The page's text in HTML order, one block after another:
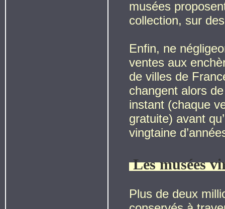
musées
collection, sur
Enfin, ne
ventes aux
de villes de
changent alors
instant (chaque
gratuite) avant
vingtaine
Les musées
Plus de deux